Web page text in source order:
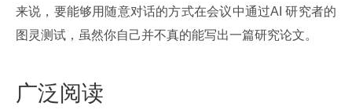
来说，要能够用随意对话的方式在会议中通过AI 研究者的
图灵测试，虽然你自己并不真的能写出一篇研究论文。
广泛阅读